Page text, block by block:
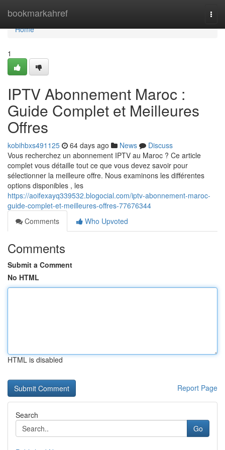
bookmarkahref
Home
Home
1
IPTV Abonnement Maroc :
Guide Complet et Meilleures
Offres
kobihbxs491125 64 days ago News
Discuss
Vous recherchez un abonnement IPTV au Maroc ? Ce article
complet vous détaille tout ce que vous devez savoir pour
sélectionner la meilleure offre. Nous examinons les différentes
options disponibles , les
https://aoifexayq339532.blogocial.com/iptv-abonnement-maroc-
guide-complet-et-meilleures-offres-77676344
Comments
Who Upvoted
Comments
Submit a Comment
No HTML
HTML is disabled
Report Page
Search
Go